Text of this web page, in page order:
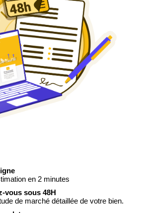
en 2 minutes
vous sous 48H
de marché détaillée de votre bien.